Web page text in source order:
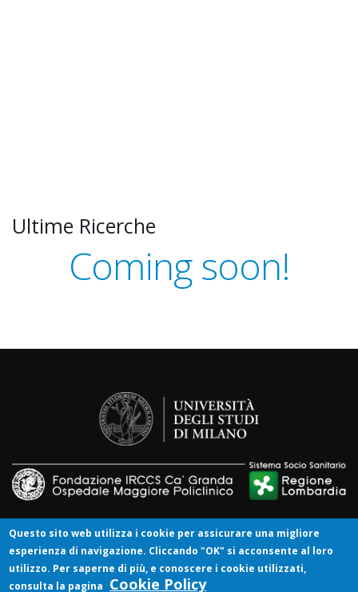
Ultime Ricerche
Coming soon!
IRENE è registrato su clinicaltrial.gov: NCT03339063
Web Site Supported by Invisiblefarm e Fondazione
Questo sito web utilizza i cookie per assicurare una migliore
esperienza di navigazione. Cliccando "OK" si acconsente al loro
utilizzo. Per saperne di più, e conoscere i cookie utilizzati,
consulta la pagina Cookie Policy